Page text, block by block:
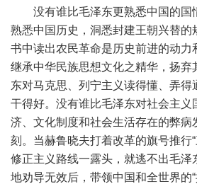
没有谁比毛泽东更熟悉中国的国
熟悉中国历史，洞悉封建王朝兴替的
书中读出农民革命是历史前进的动力
继承中华民族思想文化之精华，扬弃
东对马克思、列宁主义读得懂、弄得
干得好。没有谁比毛泽东对社会主义
济、文化制度和社会生活存在的弊病
刻。当赫鲁晓夫打着改革的旗号推行
修正主义路线一露头，就逃不出毛泽
地劝导无效后，带领中国和全世界的